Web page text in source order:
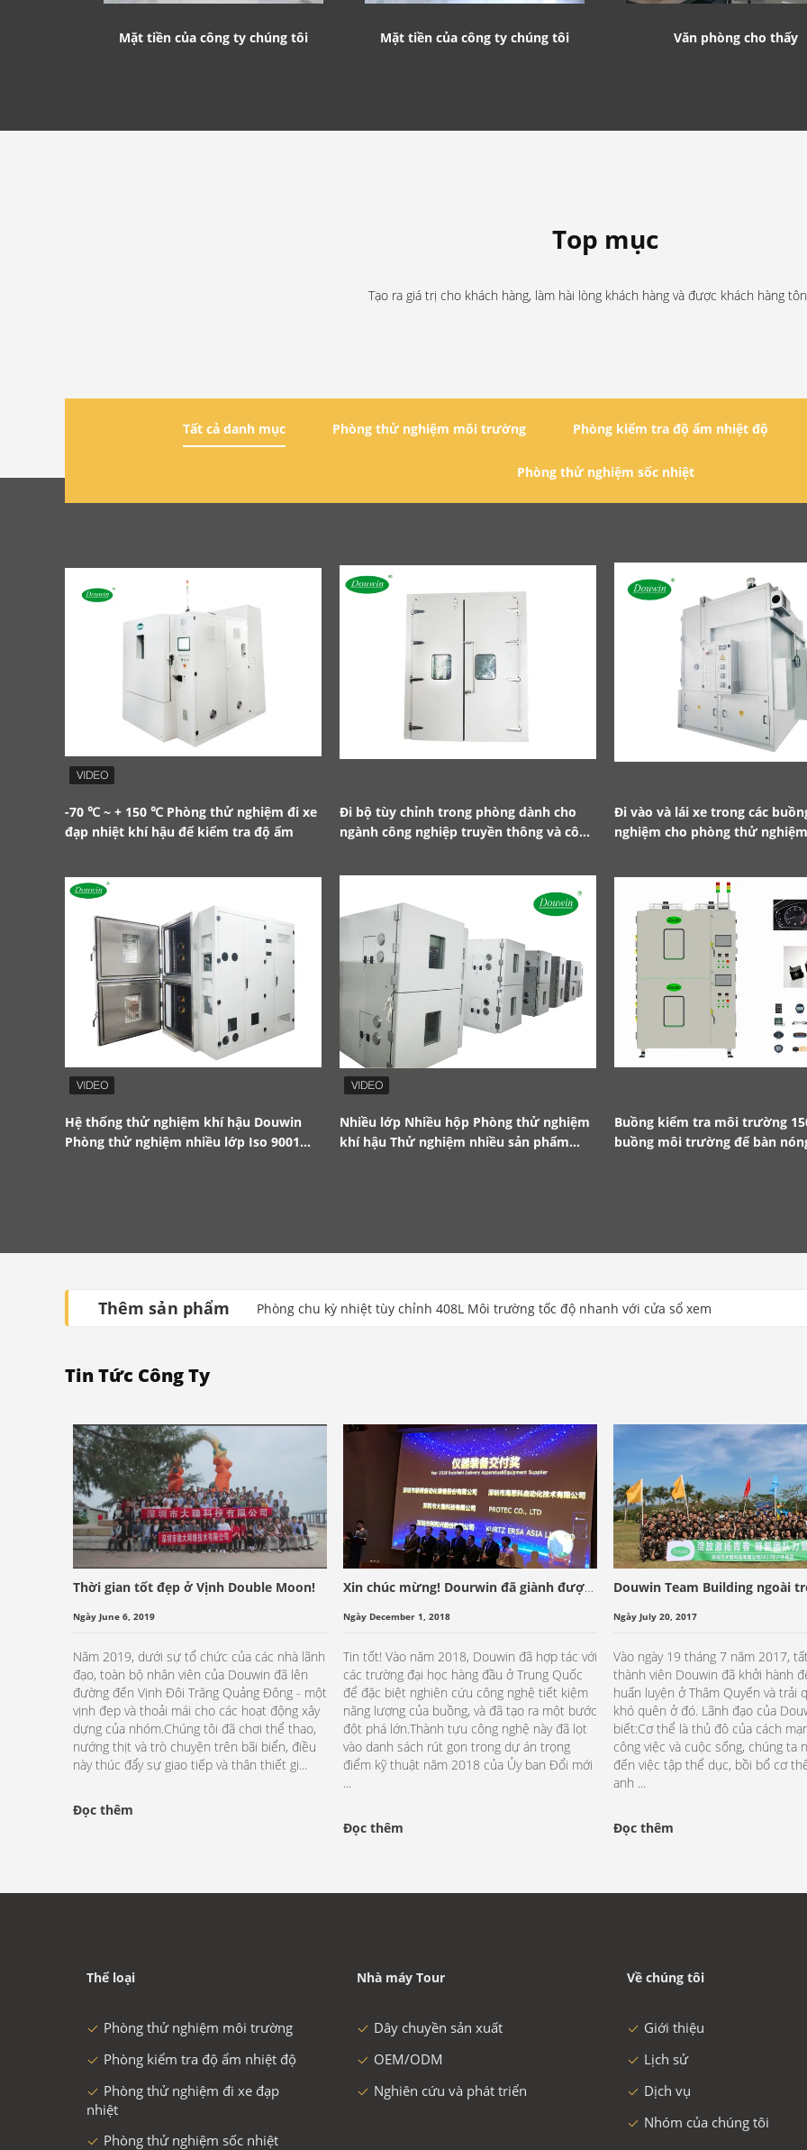
Mặt tiền của công ty chúng tôi Mặt tiền của công ty chúng tôi Văn phòng cho thấy
Top mục
Tạo ra giá trị cho khách hàng, làm hài lòng khách hàng và được khách hàng
Tất cả danh mục Phòng thử nghiệm môi trường Phòng kiểm tra độ ẩm nhiệt độ
Phòng thử nghiệm sốc nhiệt
-70 ℃ ~ + 150 ℃ Phòng thử nghiệm đi xe
đạp nhiệt khí hậu để kiểm tra độ ẩm
Đi bộ tùy chỉnh trong phòng dành cho
ngành công nghiệp truyền thông và công
Đi vào và lái xe trong các
nghiệm cho phòng thử
Hệ thống thử nghiệm khí hậu Douwin
Phòng thử nghiệm nhiều lớp Iso 9001
Nhiều lớp Nhiều hộp Phòng thử nghiệm
khí hậu Thử nghiệm nhiều sản phẩm
Buồng kiểm tra môi trường
buồng môi trường để bàn
Thêm sản phẩm Phòng chu kỳ nhiệt tùy chỉnh 408L Môi trường tốc độ nhanh với cửa sổ xem
Tin Tức Công Ty
Thời gian tốt đẹp ở Vịnh Double Moon!
Ngày June 6, 2019
Năm 2019, dưới sự tổ chức của các nhà lãnh
đạo, toàn bộ nhân viên của Douwin đã lên
đường đến Vịnh Đôi Trăng Quảng Đông - một
vịnh đẹp và thoải mái cho các hoạt động xây
dựng của nhóm.Chúng tôi đã chơi thể thao,
nướng thịt và trò chuyện trên bãi biển, điều
này thúc đẩy sự giao tiếp và thân thiết gi...
Đọc thêm
Xin chúc mừng! Dourwin đã giành được
cốt lõi của Huawei
Ngày December 1, 2018
Tin tốt! Vào năm 2018, Douwin đã hợp tác với
các trường đại học hàng đầu ở Trung Quốc
để đặc biệt nghiên cứu công nghệ tiết kiệm
năng lượng của buồng, và đã tạo ra một bước
đột phá lớn.Thành tựu công nghệ này đã lọt
vào danh sách rút gọn trong dự án trọng
điểm kỹ thuật năm 2018 của Ủy ban Đổi mới
...
Đọc thêm
Douwin Team Building ngoài
Ngày July 20, 2017
Vào ngày 19 tháng 7 năm 2017,
thành viên Douwin đã khởi hành
huấn luyện ở Thâm Quyến và trải
khó quên ở đó. Lãnh đạo của
biết:Cơ thể là thủ đô của cách
công việc và cuộc sống, chúng ta
đến việc tập thể dục, bồi bổ cơ
anh ...
Đọc thêm
Thể loại
Phòng thử nghiệm môi trường
Phòng kiểm tra độ ẩm nhiệt độ
Phòng thử nghiệm đi xe đạp
nhiệt
Phòng thử nghiệm sốc nhiệt
Nhà máy Tour
Dây chuyền sản xuất
OEM/ODM
Nghiên cứu và phát triển
Về chúng tôi
Giới thiệu
Lịch sử
Dịch vụ
Nhóm của chúng tôi